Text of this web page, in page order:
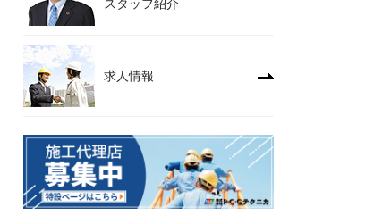
スタッフ紹介
求人情報